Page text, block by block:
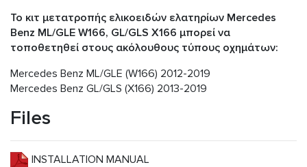
Το κιτ μετατροπής ελικοειδών ελατηρίων Mercedes
Benz ML/GLE W166, GL/GLS X166 μπορεί να
τοποθετηθεί στους ακόλουθους τύπους οχημάτων:
Mercedes Benz ML/GLE (W166) 2012-2019
Mercedes Benz GL/GLS (X166) 2013-2019
Files
INSTALLATION MANUAL